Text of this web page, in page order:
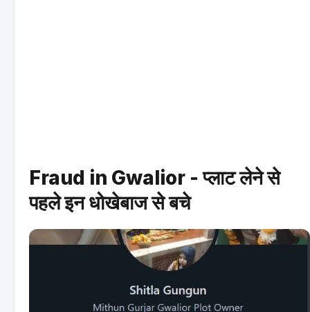
Fraud in Gwalior - प्लाट लेने से
पहले इन धोखेबाज से बचे